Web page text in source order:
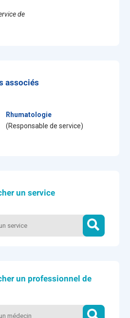
de
associés
Rhumatologie
(Responsable de service)
un service
un professionnel de